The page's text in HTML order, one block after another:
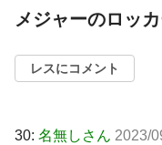
メジャーのロッ
レスにコメント
30: 名無しさん 2023/